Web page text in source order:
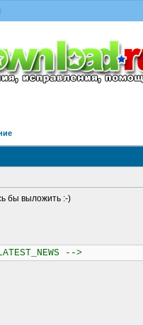
бы выложить :-)
-->